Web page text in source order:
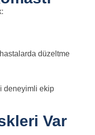
hastalarda düzeltme
deneyimli ekip
Var